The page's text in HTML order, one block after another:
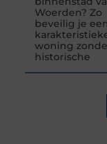
Woerden? Zo
beveilig je een
woning
historische